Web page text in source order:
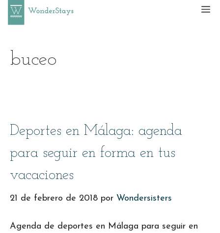
Saltar
buceo
Deportes en Málaga: agenda
para seguir en forma en tus
vacaciones
21 de febrero de 2018 por Wondersisters
Agenda de deportes en Málaga para seguir en